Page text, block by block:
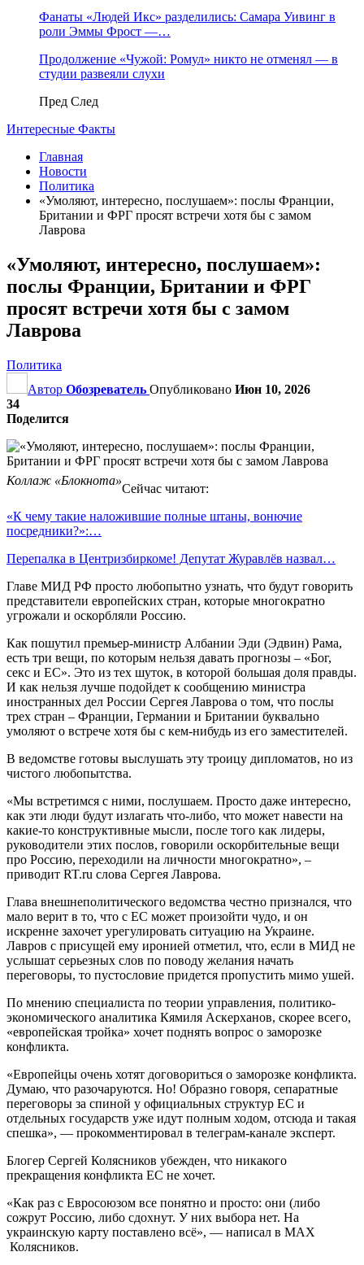
Фанаты «Людей Икс» разделились: Самара Уивинг в
роли Эммы Фрост —…
Продолжение «Чужой: Ромул» никто не отменял — в
студии развеяли слухи
Пред След
Интересные Факты
Главная
Новости
Политика
«Умоляют, интересно, послушаем»: послы Франции,
Британии и ФРГ просят встречи хотя бы с замом
Лаврова
«Умоляют, интересно, послушаем»:
послы Франции, Британии и ФРГ
просят встречи хотя бы с замом
Лаврова
Политика
Автор Обозреватель Опубликовано Июн 10, 2026
34
Поделится
Коллаж «Блокнота»
Сейчас читают:
«К чему такие наложившие полные штаны, вонючие
посредники?»:…
Перепалка в Центризбиркоме! Депутат Журавлёв назвал…
Главе МИД РФ просто любопытно узнать, что будут говорить
представители европейских стран, которые многократно
угрожали и оскорбляли Россию.
Как пошутил премьер-министр Албании Эди (Эдвин) Рама,
есть три вещи, по которым нельзя давать прогнозы – «Бог,
секс и ЕС». Это из тех шуток, в которой большая доля правды.
И как нельзя лучше подойдет к сообщению министра
иностранных дел России Сергея Лаврова о том, что послы
трех стран – Франции, Германии и Британии буквально
умоляют о встрече хотя бы с кем-нибудь из его заместителей.
В ведомстве готовы выслушать эту троицу дипломатов, но из
чистого любопытства.
«Мы встретимся с ними, послушаем. Просто даже интересно,
как эти люди будут излагать что-либо, что может навести на
какие-то конструктивные мысли, после того как лидеры,
руководители этих послов, говорили оскорбительные вещи
про Россию, переходили на личности многократно», –
приводит RT.ru слова Сергея Лаврова.
Глава внешнеполитического ведомства честно признался, что
мало верит в то, что с ЕС может произойти чудо, и он
искренне захочет урегулировать ситуацию на Украине.
Лавров с присущей ему иронией отметил, что, если в МИД не
услышат серьезных слов по поводу желания начать
переговоры, то пустословие придется пропустить мимо ушей.
По мнению специалиста по теории управления, политико-
экономического аналитика Кямиля Аскерханов, скорее всего,
«европейская тройка» хочет поднять вопрос о заморозке
конфликта.
«Европейцы очень хотят договориться о заморозке конфликта.
Думаю, что разочаруются. Но! Образно говоря, сепаратные
переговоры за спиной у официальных структур ЕС и
отдельных государств уже идут полным ходом, отсюда и такая
спешка», — прокомментировал в телеграм-канале эксперт.
Блогер Сергей Колясников убежден, что никакого
прекращения конфликта ЕС не хочет.
«Как раз с Евросоюзом все понятно и просто: они (либо
сожрут Россию, либо сдохнут. У них выбора нет. На
украинскую карту поставлено всё», — написал в МАХ
Колясников.